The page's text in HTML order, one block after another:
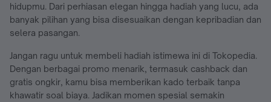
hidupmu. Dari perhiasan elegan hingga hadiah yang lucu, ada
banyak pilihan yang bisa disesuaikan dengan kepribadian dan
selera pasangan.
Jangan ragu untuk membeli hadiah istimewa ini di Tokopedia.
Dengan berbagai promo menarik, termasuk cashback dan
gratis ongkir, kamu bisa memberikan kado terbaik tanpa
khawatir soal biaya. Jadikan momen spesial semakin